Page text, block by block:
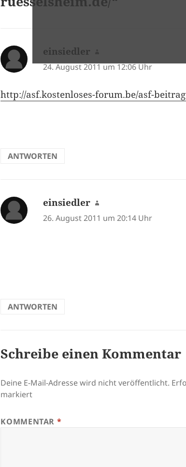
einsiedler
24. August 2011 um 12:06 Uhr
http://asf.kostenloses-forum.be/asf-
ANTWORTEN
einsiedler sagt:
26. August 2011 um 20:14 Uhr
ANTWORTEN
Schreibe einen Kommentar
Deine E-Mail-Adresse wird nicht veröffentlicht.
markiert
KOMMENTAR *